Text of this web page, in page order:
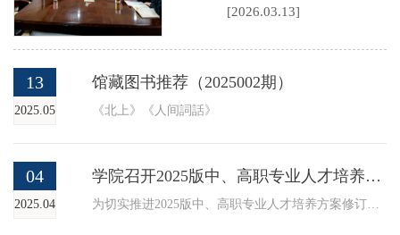
组织召开了考务工作专题会
[2026.03.13]
13
2025.05
馆藏图书推荐（2025002期）
《北上》《人间詞話》
04
2025.04
学院召开2025版中、高职专业人才培养方案推进会